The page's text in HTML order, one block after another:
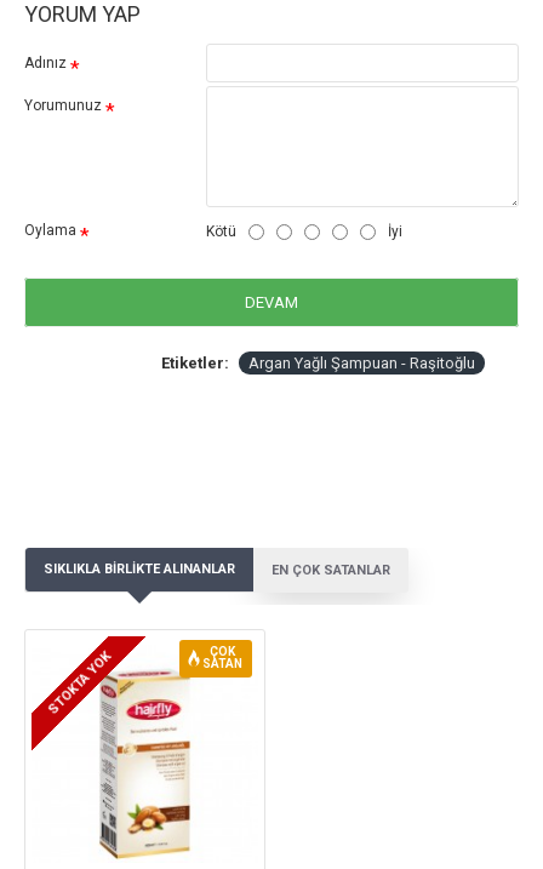
YORUM YAP
Adınız
Yorumunuz
Oylama Kötü İyi
DEVAM
Etiketler: Argan Yağlı Şampuan - Raşitoğlu
SIKLIKLA BIRLIKTE ALINANLAR EN ÇOK SATANLAR
ÇOK
SATAN
STOKTA YOK